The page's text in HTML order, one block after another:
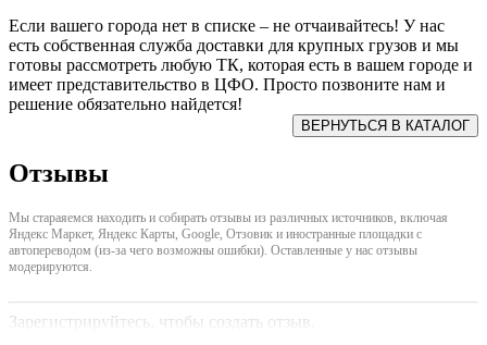
Если вашего города нет в списке – не отчаивайтесь! У нас
есть собственная служба доставки для крупных грузов и мы
готовы рассмотреть любую ТК, которая есть в вашем городе и
имеет представительство в ЦФО. Просто позвоните нам и
решение обязательно найдется!
Отзывы
Мы стараяемся находить и собирать отзывы из различных источников, включая
Яндекс Маркет, Яндекс Карты, Google, Отзовик и иностранные площадки с
автопереводом (из-за чего возможны ошибки). Оставленные у нас отзывы
модерируются.
Зарегистрируйтесь, чтобы создать отзыв.